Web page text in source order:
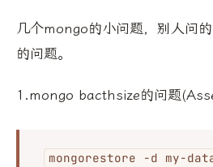
几个mongo的小问题，别人问
的问题。
1.mongo bacthsize的问题
mongorestore -d my-